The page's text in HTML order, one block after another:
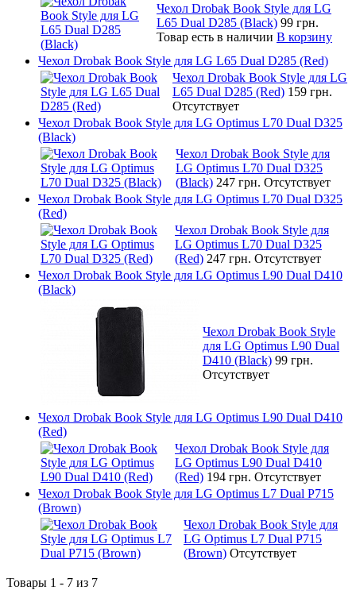
Чехол Drobak Book Style для LG
L65 Dual D285 (Black) 99 грн.
Товар есть в наличии В корзину
Чехол Drobak Book Style для LG L65 Dual D285 (Red)
Чехол Drobak Book Style для LG
L65 Dual D285 (Red) 159 грн.
Отсутствует
Чехол Drobak Book Style для LG Optimus L70 Dual D325
(Black)
Чехол Drobak Book Style для
LG Optimus L70 Dual D325
(Black) 247 грн. Отсутствует
Чехол Drobak Book Style для LG Optimus L70 Dual D325
(Red)
Чехол Drobak Book Style для
LG Optimus L70 Dual D325
(Red) 247 грн. Отсутствует
Чехол Drobak Book Style для LG Optimus L90 Dual D410
(Black)
Чехол Drobak Book Style
для LG Optimus L90 Dual
D410 (Black) 99 грн.
Отсутствует
Чехол Drobak Book Style для LG Optimus L90 Dual D410
(Red)
Чехол Drobak Book Style для
LG Optimus L90 Dual D410
(Red) 194 грн. Отсутствует
Чехол Drobak Book Style для LG Optimus L7 Dual P715
(Brown)
Чехол Drobak Book Style для
LG Optimus L7 Dual P715
(Brown) Отсутствует
Товары 1 - 7 из 7